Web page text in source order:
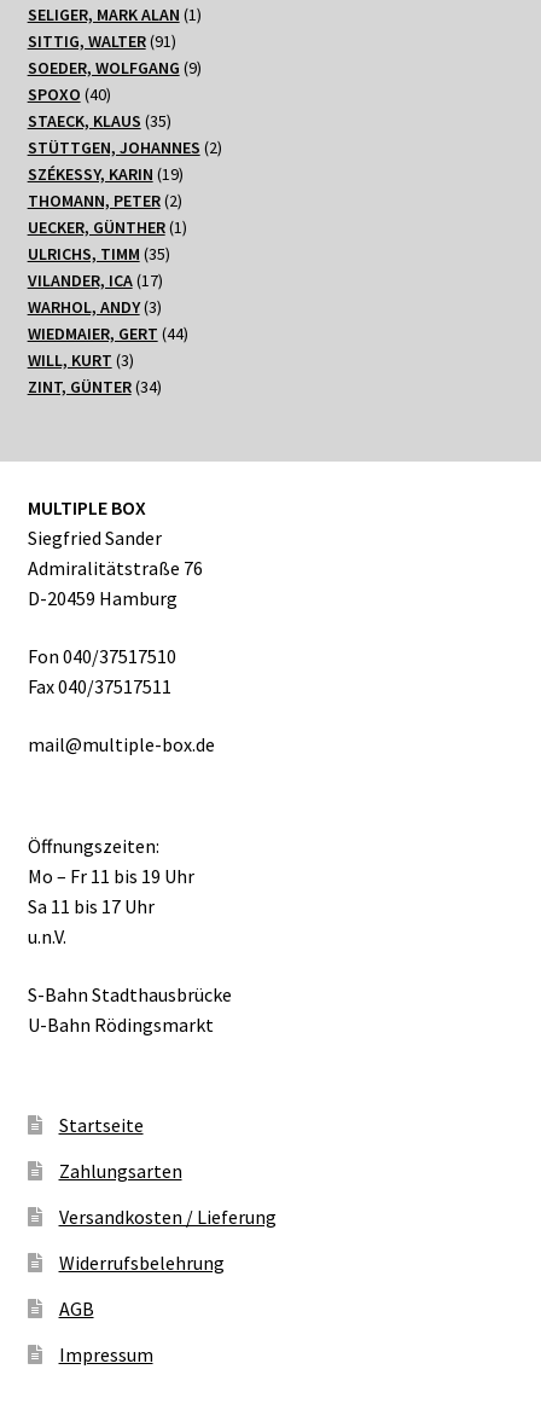
SELIGER, MARK ALAN 11
SITTIG, WALTER 9191
Produkte
SOEDER, WOLFGANG 99
SPOXO 4040
Produkte
STAECK, KLAUS 3535
Produkte
STÜTTGEN, JOHANNES 22
SZÉKESSY, KARIN 1919
Produkte
THOMANN, PETER 22
Produkte
UECKER, GÜNTHER 11
ULRICHS, TIMM 3535
VILANDER, ICA 1717
Produkte
WARHOL, ANDY 33
Produkte
WIEDMAIER, GERT 4444
WILL, KURT 33
Produkte
ZINT, GÜNTER 3434
MULTIPLE BOX
Siegfried Sander
Admiralitätstraße 76
D-20459 Hamburg
Fon 040/37517510
Fax 040/37517511
mail@multiple-box.de
Öffnungszeiten:
Mo – Fr 11 bis 19 Uhr
Sa 11 bis 17 Uhr
u.n.V.
S-Bahn Stadthausbrücke
U-Bahn Rödingsmarkt
Startseite
Zahlungsarten
Versandkosten / Lieferung
Widerrufsbelehrung
AGB
Impressum